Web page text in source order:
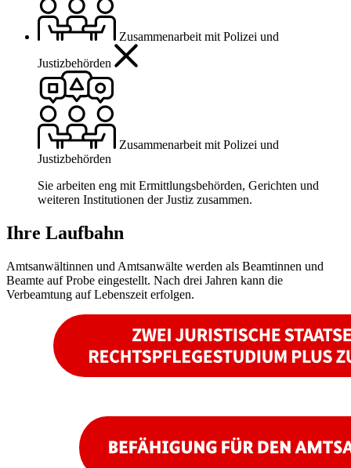
Zusammenarbeit mit Polizei und
Justizbehörden
Zusammenarbeit mit Polizei und
Justizbehörden
Sie arbeiten eng mit Ermittlungsbehörden, Gerichten und
weiteren Institutionen der Justiz zusammen.
Ihre Laufbahn
Amtsanwältinnen und Amtsanwälte werden als Beamtinnen und
Beamte auf Probe eingestellt. Nach drei Jahren kann die
Verbeamtung auf Lebenszeit erfolgen.